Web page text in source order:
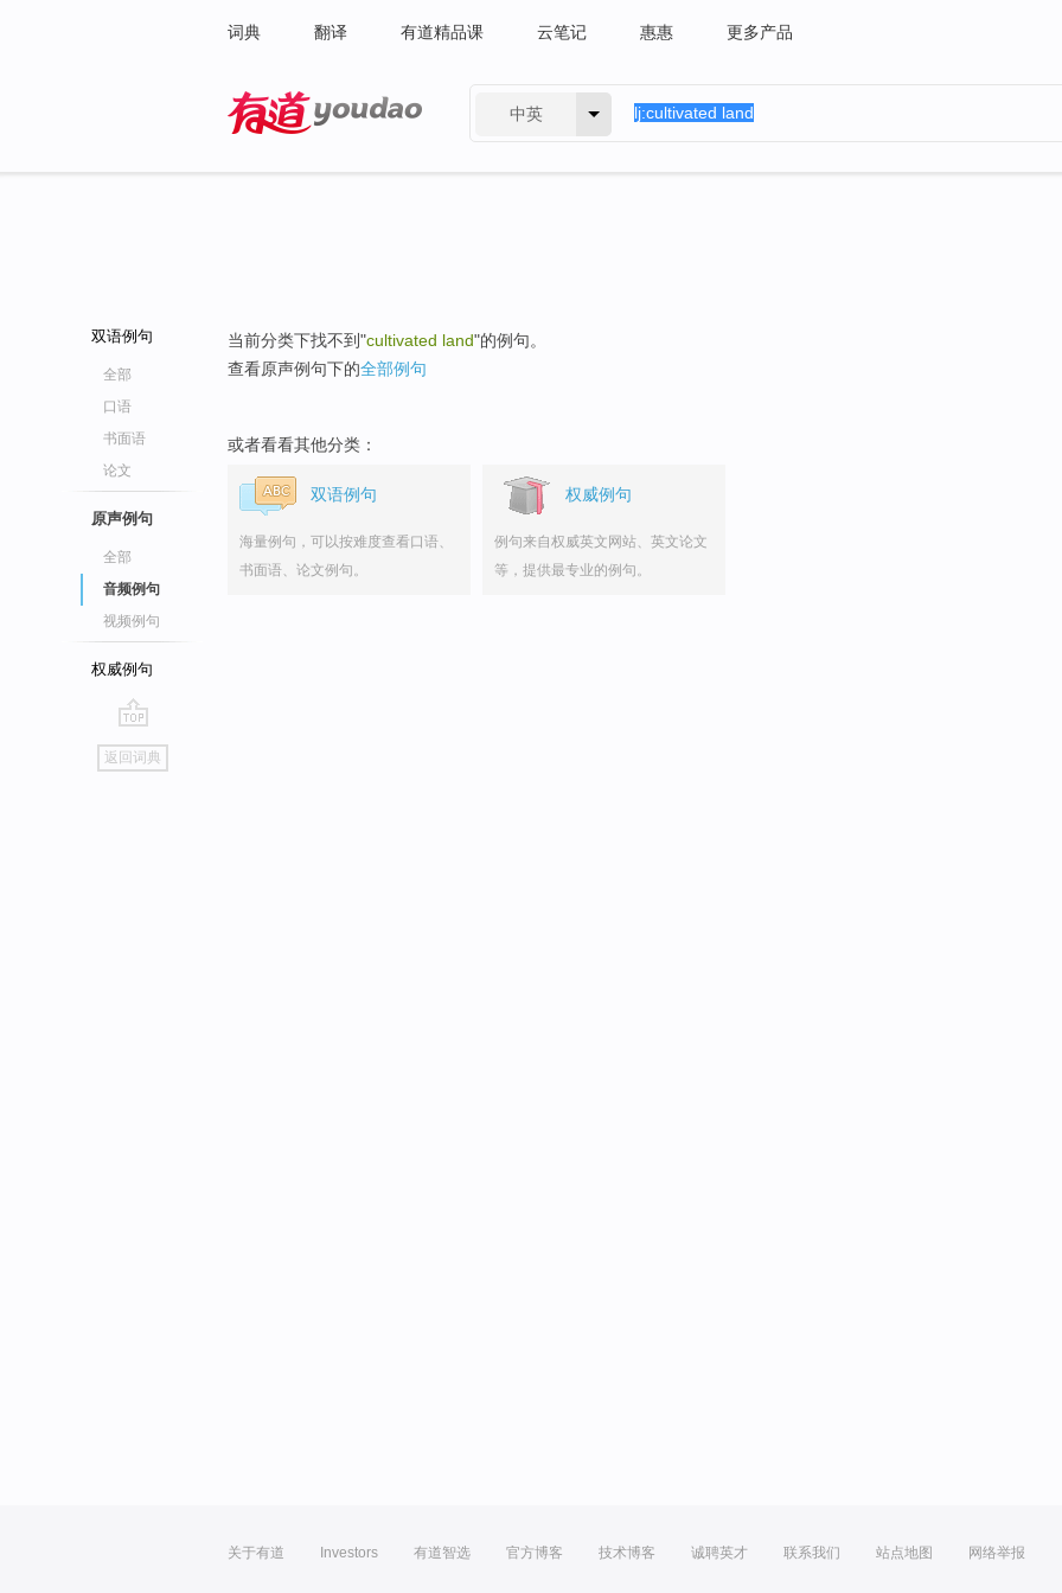
词典 翻译 有道精品课 云笔记 惠惠 更多产品
中英
双语例句
全部
口语
书面语
论文
原声例句
全部
音频例句
视频例句
权威例句
go
top
返回词典
当前分类下找不到"cultivated land"的例句。
查看原声例句下的全部例句
或者看看其他分类：
双语例句
海量例句，可以按难度查看口语、
书面语、论文例句。
权威例句
例句来自权威英文网站、英文论文
等，提供最专业的例句。
关于有道 Investors 有道智选 官方博客 技术博客 诚聘英才 联系我们 站点地图 网络举报